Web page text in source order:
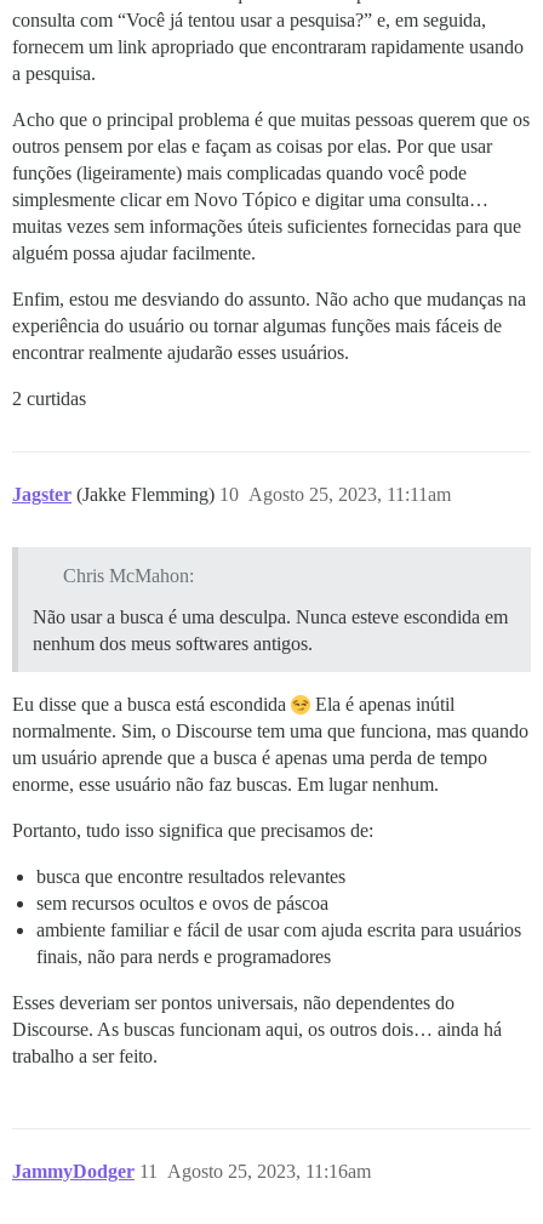
consulta com “Você já tentou usar a pesquisa?” e, em seguida,
fornecem um link apropriado que encontraram rapidamente usando
a pesquisa.
Acho que o principal problema é que muitas pessoas querem que os
outros pensem por elas e façam as coisas por elas. Por que usar
funções (ligeiramente) mais complicadas quando você pode
simplesmente clicar em Novo Tópico e digitar uma consulta…
muitas vezes sem informações úteis suficientes fornecidas para que
alguém possa ajudar facilmente.
Enfim, estou me desviando do assunto. Não acho que mudanças na
experiência do usuário ou tornar algumas funções mais fáceis de
encontrar realmente ajudarão esses usuários.
2 curtidas
Jagster (Jakke Flemming) Agosto 25, 2023, 11:11am
10
Chris McMahon:
Não usar a busca é uma desculpa. Nunca esteve escondida em
nenhum dos meus softwares antigos.
Eu disse que a busca está escondida
Ela é apenas inútil
normalmente. Sim, o Discourse tem uma que funciona, mas quando
um usuário aprende que a busca é apenas uma perda de tempo
enorme, esse usuário não faz buscas. Em lugar nenhum.
Portanto, tudo isso significa que precisamos de:
busca que encontre resultados relevantes
sem recursos ocultos e ovos de páscoa
ambiente familiar e fácil de usar com ajuda escrita para usuários
finais, não para nerds e programadores
Esses deveriam ser pontos universais, não dependentes do
Discourse. As buscas funcionam aqui, os outros dois… ainda há
trabalho a ser feito.
JammyDodger Agosto 25, 2023, 11:16am
11